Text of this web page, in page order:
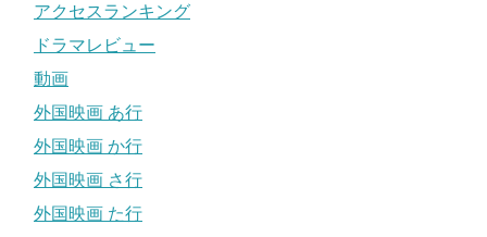
アクセスランキング
ドラマレビュー
動画
外国映画 あ行
外国映画 か行
外国映画 さ行
外国映画 た行